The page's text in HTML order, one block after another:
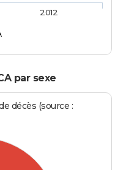
2012
par sexe
décès (source :